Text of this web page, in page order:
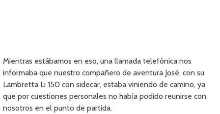
Mientras estábamos en eso, una llamada telefónica nos
informaba que nuestro compañero de aventura José, con su
Lambretta Li 150 con sidecar, estaba viniendo de camino, ya
que por cuestiones personales no había podido reunirse con
nosotros en el punto de partida.